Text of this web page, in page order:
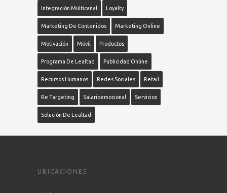
Integración Multicanal Loyalty
Marketing De Contenidos Marketing Online
Motivación Móvil Productos
Programa De Lealtad Publicidad Online
Recursos Humanos Redes Sociales Retail
Re Targeting Salarioemocional Servicios
Solución De Lealtad
UBICACIONES